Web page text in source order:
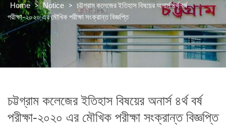
Home > Notice > চট্টগ্রাম কলেজের ইতিহাস বিষয়ের অনার্স ৪র্থ বর্ষ
পরীক্ষা-২০২০ এর মৌখিক পরীক্ষা সংক্রান্ত বিজ্ঞপ্তি
চট্টগ্রাম কলেজের ইতিহাস বিষয়ের অনার্স ৪র্থ বর্ষ
পরীক্ষা-২০২০ এর মৌখিক পরীক্ষা সংক্রান্ত বিজ্ঞপ্তি